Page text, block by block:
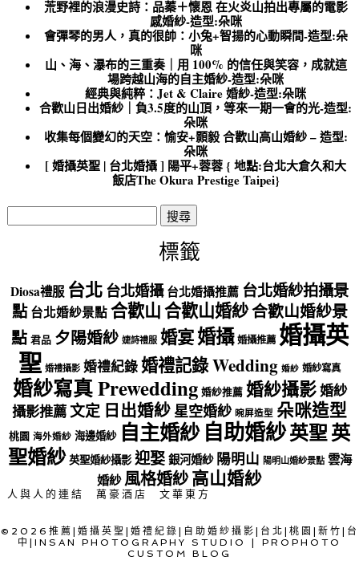
荒野裡的浪漫史詩：品蓁＋懷恩 在火炎山拍出專屬的電影
感婚紗-造型:朵咪
會彈琴的男人，真的很帥：小兔+智揚的心動瞬間-造型:朵
咪
山、海、瀑布的三重奏｜用 100% 的信任與笑容，成就這
場跨越山海的自主婚紗-造型:朵咪
經典與純粹：Jet & Claire 婚紗-造型:朵咪
合歡山日出婚紗｜負3.5度的山頂，等來一期一會的光-造型:
朵咪
收集每個變幻的天空：愉安+顥毅 合歡山高山婚紗 – 造型:
朵咪
[ 婚攝英聖 | 台北婚攝 ] 陽平+蓉蓉 { 地點:台北大倉久和大
飯店The Okura Prestige Taipei}
搜
尋
標籤
Diosa禮服 台北台北婚攝 台北婚攝推薦 台北婚紗拍攝景
點 台北婚紗景點 合歡山合歡山婚紗合歡山婚紗景
點 君品 夕陽婚紗 婕詩禮服 婚宴婚攝 婚攝推薦 婚攝英
聖 婚禮攝影 婚禮紀錄婚禮記錄 Wedding 婚紗 婚紗寫真
婚紗寫真 Prewedding 婚紗推薦 婚紗攝影婚紗
攝影推薦文定 日出婚紗星空婚紗 晼屏造型 朵咪造型
桃園 海外婚紗 海邊婚紗 自主婚紗 自助婚紗英聖英
聖婚紗 英聖婚紗攝影 迎娶 銀河婚紗 陽明山 陽明山婚紗景點 雲海
婚紗風格婚紗高山婚紗
人與人的連結 萬豪酒店 文華東方
©2026推薦|婚攝英聖|婚禮紀錄|自助婚紗攝影|台北|桃園|新竹|台
中|INSAN PHOTOGRAPHY STUDIO
PROPHOTO
CUSTOM BLOG